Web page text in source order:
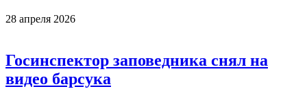
28 апреля 2026
Госинспектор заповедника снял на
видео барсука